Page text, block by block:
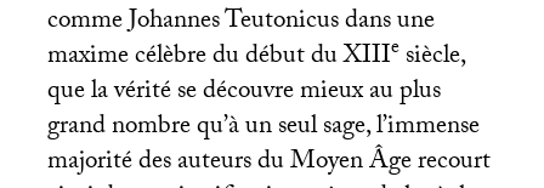
comme Johannes Teutonicus dans une
maxime célèbre du début duXIIIesiècle,
que la vérité se découvre mieux au plus
grand nombre qu’à un seul sage, l’immense
majorité des auteurs du Moyen Âge recourt